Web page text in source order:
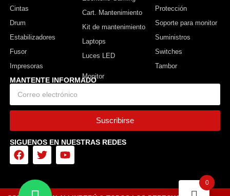
Cintas
Drum
Estabilizadores
Fusor
Impresoras
Cart. Mantenimiento
Kit de mantenimiento
Laptops
Luces LED
Protección
Soporte para monitor
Suministros
Switches
Tambor
MANTENTE INFORMADO
Suscribirse
SIGUENOS EN NUESTRAS REDES
0